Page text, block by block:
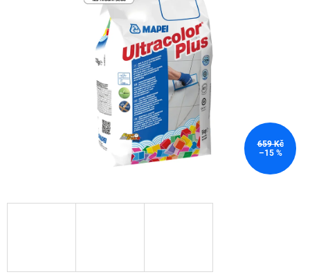
659 Kč
–15 %